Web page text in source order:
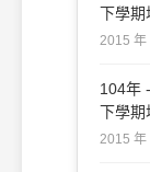
下學期
#61168
2015 年
104年
下學期
#61166
2015 年